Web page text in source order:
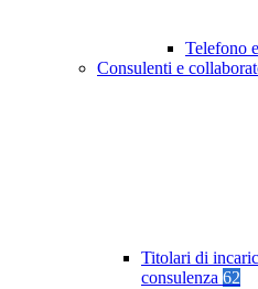
Telefono
Consulenti e
Titolari di
consulenza 62